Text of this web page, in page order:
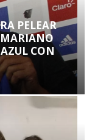
PELEAR
CON